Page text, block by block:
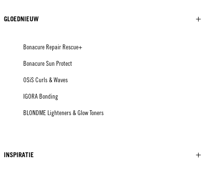
GLOEDNIEUW
Bonacure Repair Rescue+
Bonacure Sun Protect
OSiS Curls & Waves
IGORA Bonding
BLONDME Lighteners & Glow Toners
INSPIRATIE